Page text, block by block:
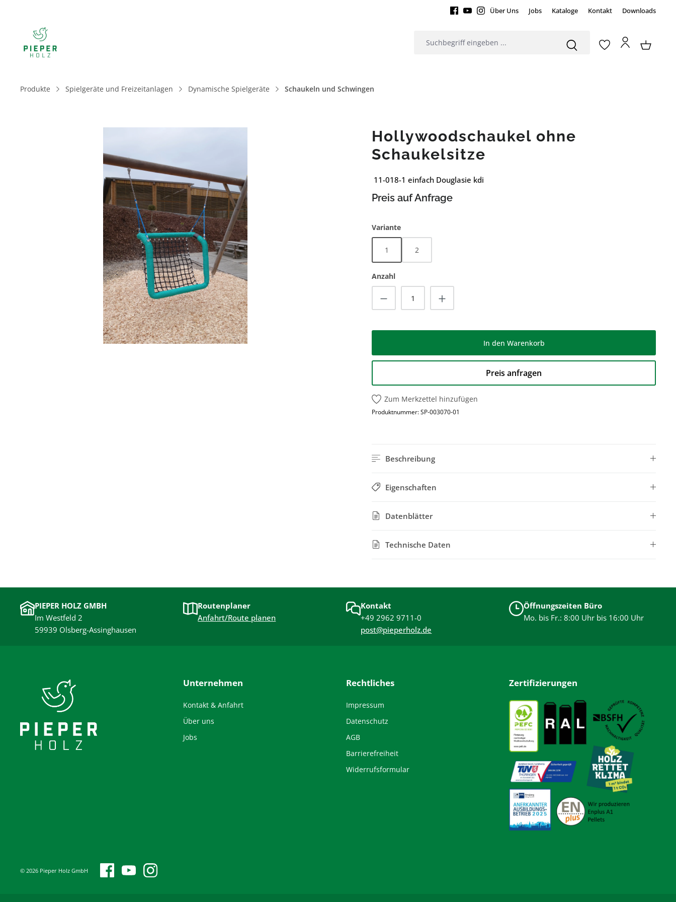
Über Uns Jobs Kataloge Kontakt Downloads
Produkte Spielgeräte und Freizeitanlagen Dynamische Spielgeräte Schaukeln und Schwingen
Hollywoodschaukel ohne
Schaukelsitze
11-018-1 einfach Douglasie kdi
Preis auf Anfrage
Varianteauswählen
1 2
Anzahl
Produkt Anzahl: Gib den gewünschten Wert ein
In den Warenkorb
Preis anfragen
Zum Merkzettel hinzufügen
Produktnummer:SP-003070-01
Beschreibung
Eigenschaften
Datenblätter
Technische Daten
PIEPER HOLZ GMBH
Im Westfeld 2
59939 Olsberg-Assinghausen
Routenplaner
Anfahrt/Route planen
Kontakt
+49 2962 9711-0
post@pieperholz.de
Öffnungszeiten Büro
Mo. bis Fr.: 8:00 Uhr bis 16:00 Uhr
Unternehmen
Kontakt & Anfahrt
Über uns
Jobs
Rechtliches
Impressum
Datenschutz
AGB
Barrierefreiheit
Widerrufsformular
Zertifizierungen
© 2026 Pieper Holz GmbH